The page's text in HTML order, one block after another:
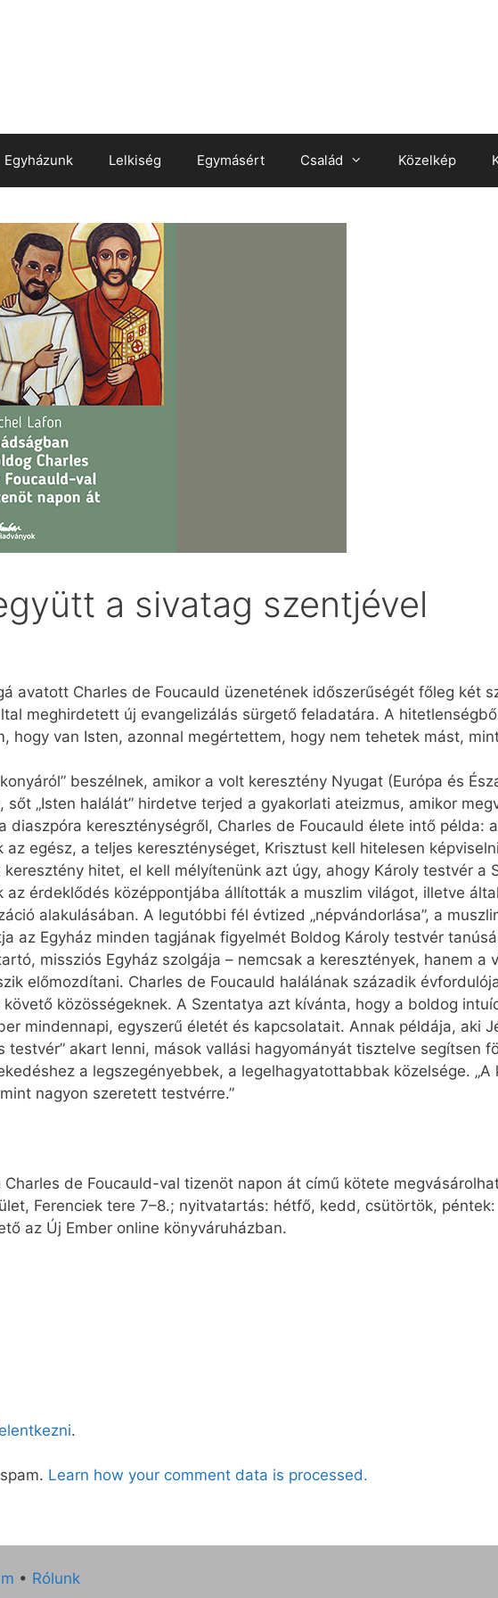
Egyházunk Lelkiség Egymásért Család Közelkép
a sivatag szentjével
avatott Charles de Foucauld üzenetének időszerűségét főleg két
meghirdetett új evangelizálás sürgető feladatára. A
hogy van Isten, azonnal megértettem, hogy nem tehetek mást,
beszélnek, amikor a volt keresztény Nyugat (Európa és
„Isten halálát” hirdetve terjed a gyakorlati ateizmus, amikor
diaszpóra kereszténységről, Charles de Foucauld élete intő példa:
az egész, a teljes kereszténységet, Krisztust kell hitelesen
keresztény hitet, el kell mélyítenünk azt úgy, ahogy Károly testvér a
az érdeklődés középpontjába állították a muszlim világot, illetve
alakulásában. A legutóbbi fél évtized „népvándorlása”, a
az Egyház minden tagjának figyelmét Boldog Károly testvér
missziós Egyház szolgája – nemcsak a keresztények, hanem a
előmozdítani. Charles de Foucauld halálának századik
közösségeknek. A Szentatya azt kívánta, hogy a boldog
mindennapi, egyszerű életét és kapcsolatait. Annak példája, aki
testvér” akart lenni, mások vallási hagyományát tisztelve segítsen
a legszegényebbek, a legelhagyatottabbak közelsége. „A
nagyon szeretett testvérre.”
de Foucauld-val tizenöt napon át című kötete
Ferenciek tere 7–8.; nyitvatartás: hétfő, kedd, csütörtök,
az Új Ember online könyváruházban.
.
Learn how your comment data is processed.
• Rólunk